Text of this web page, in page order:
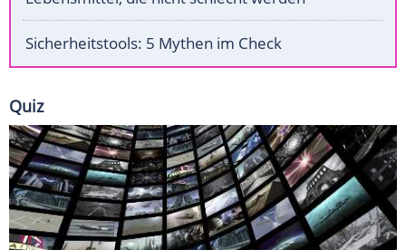
Sicherheitstools: 5 Mythen im Check
Quiz